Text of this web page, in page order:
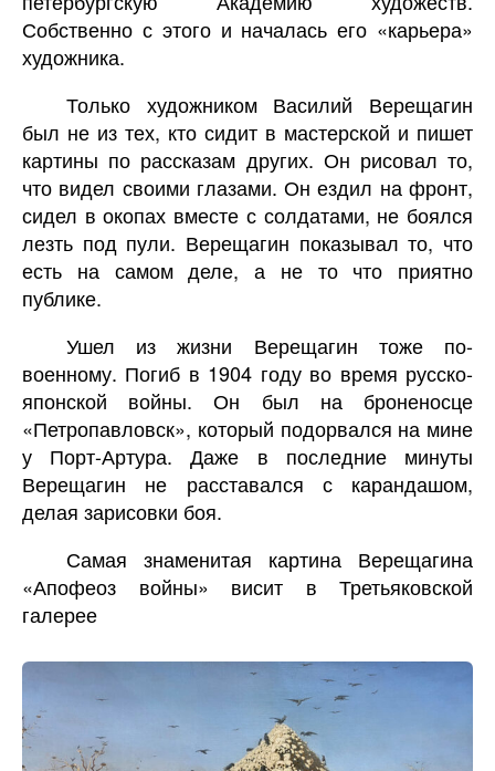
Собственно с этого и началась его «карьера»
художника.
Только художником Василий Верещагин
был не из тех, кто сидит в мастерской и пишет
картины по рассказам других. Он рисовал то,
что видел своими глазами. Он ездил на фронт,
сидел в окопах вместе с солдатами, не боялся
лезть под пули. Верещагин показывал то, что
есть на самом деле, а не то что приятно
публике.
Ушел из жизни Верещагин тоже по-
военному. Погиб в 1904 году во время русско-
японской войны. Он был на броненосце
«Петропавловск», который подорвался на мине
у Порт-Артура. Даже в последние минуты
Верещагин не расставался с карандашом,
делая зарисовки боя.
Самая знаменитая картина Верещагина
«Апофеоз войны» висит в Третьяковской
галерее